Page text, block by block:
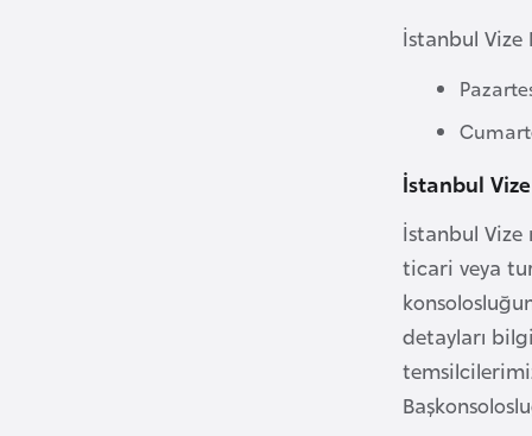
İstanbul
İstanbul
İstanbul Vize
ticari veya
detayları